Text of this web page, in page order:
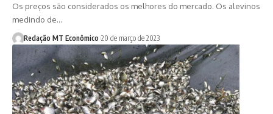
Os preços são considerados os melhores do mercado. Os alevinos
medindo de…
Redação MT Econômico 20 de março de 2023